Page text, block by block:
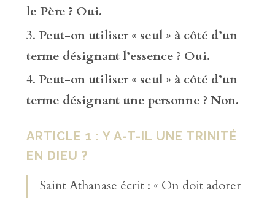
le Père ? Oui.
Peut-on utiliser « seul » à côté d’un
terme désignant l’essence ? Oui.
Peut-on utiliser « seul » à côté d’un
terme désignant une personne ? Non.
ARTICLE 1 : Y A-T-IL UNE TRINITÉ
EN DIEU ?
Saint Athanase écrit : « On doit adorer